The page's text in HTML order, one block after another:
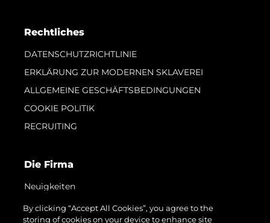
Rechtliches
DATENSCHUTZRICHTLINIE
ERKLÄRUNG ZUR MODERNEN SKLAVEREI
ALLGEMEINE GESCHÄFTSBEDINGUNGEN
COOKIE POLITIK
RECRUITING
Die Firma
Neuigkeiten
Veranstaltungen
By clicking “Accept All Cookies”, you agree to the
storing of cookies on your device to enhance site